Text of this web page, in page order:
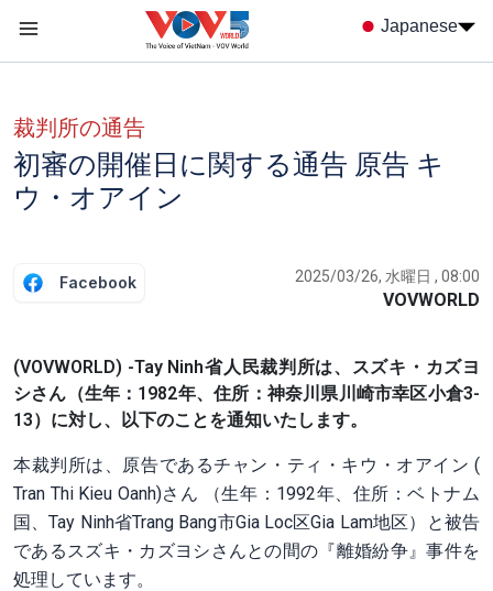
Japanese
裁判所の通告
初審の開催日に関する通告 原告 キ
ウ・オアイン
Facebook 2025/03/26, 水曜日 , 08:00
VOVWORLD
(VOVWORLD) -Tay Ninh省人民裁判所は、スズキ・カズヨ
シさん（生年：1982年、住所：神奈川県川崎市幸区小倉3-
13）に対し、以下のことを通知いたします。
本裁判所は、原告であるチャン・ティ・キウ・オアイン (
Tran Thi Kieu Oanh)さん （生年：1992年、住所：ベトナム
国、Tay Ninh省Trang Bang市Gia Loc区Gia Lam地区）と被告
であるスズキ・カズヨシさんとの間の『離婚紛争』事件を
処理しています。